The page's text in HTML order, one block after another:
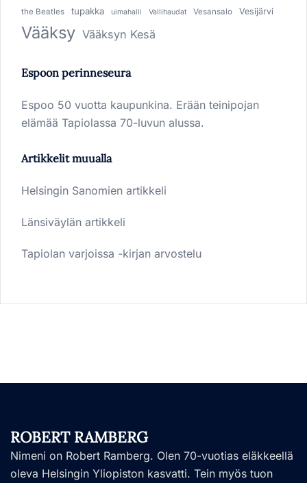
the Beatles tupakka uimahalli Vallihaudat Vesansalo Vesijärvi
Vääksy Vääksyn Kesä
Espoon perinneseura
Espoo 50 vuotta kaupunkina. Erään teinipojan
elämää Tapiolassa 70-luvun alussa.
Artikkelit muualla
Helsingin Sanomien artikkeli
Länsiväylän artikkeli
Tapiolan varjoissa -kirjan arvostelu
ROBERT RAMBERG
Nimeni on Robert Ramberg. Olen 70-vuotias eläkkeellä
oleva Helsingin Yliopiston kasvatti. Tein myös tuon